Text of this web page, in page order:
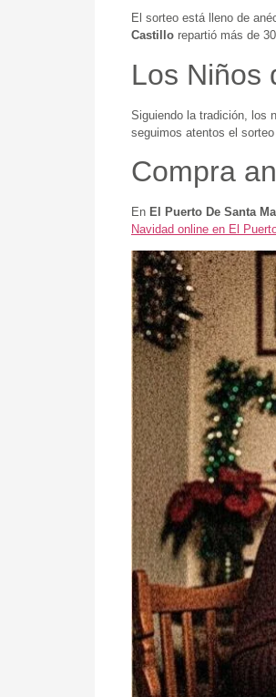
El sorteo está lleno de
Castillo repartió más de
Los Niños
Siguiendo la tradición, los
seguimos atentos el
Compra
En El Puerto De Santa
Navidad online en El